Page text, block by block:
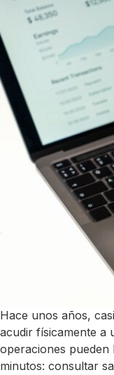
Hace unos años,
acudir físicamente a
operaciones pueden
minutos: consultar